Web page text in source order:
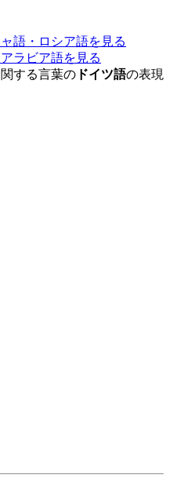
語・ロシア語を見る
ラビア語を見る
する言葉の ドイツ語の表現